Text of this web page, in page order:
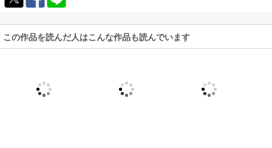
この作品を読んだ人はこんな作品も読んでいます